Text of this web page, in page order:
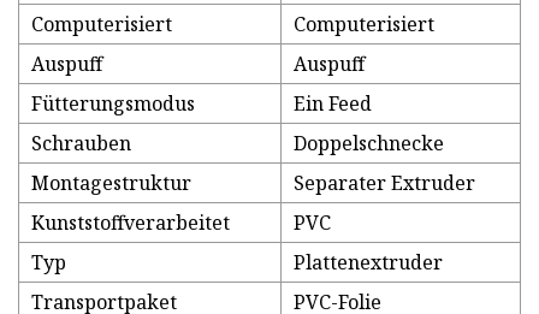
Computerisiert
Computerisiert
Auspuff
Auspuff
Fütterungsmodus
Ein Feed
Schrauben
Doppelschnecke
Montagestruktur
Separater Extruder
Kunststoffverarbeitet
PVC
Typ
Plattenextruder
Transportpaket
PVC-Folie